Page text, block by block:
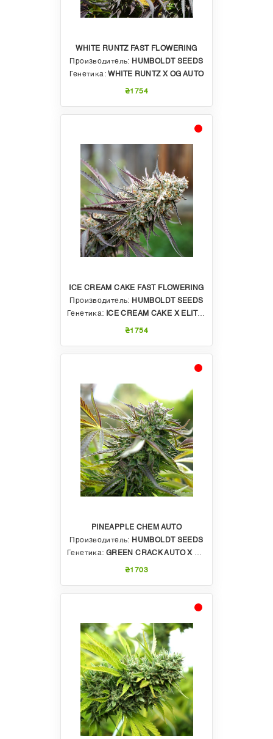
WHITE RUNTZ FAST FLOWERING
Производитель: HUMBOLDT SEEDS
Генетика:WHITE RUNTZ X OG AUTO
₴1754
ICE CREAM CAKE FAST FLOWERING
Производитель: HUMBOLDT SEEDS
Генетика: ICE CREAM CAKE X ELITE OG AUTO
₴1754
PINEAPPLE CHEM AUTO
Производитель: HUMBOLDT SEEDS
Генетика: GREEN CRACK AUTO X CHEM-BOMB AUTO
₴1703